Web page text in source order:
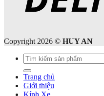
Copyright 2026 © HUY AN
Tìm
kiếm:
Trang chủ
Giới thiệu
Kính Xe